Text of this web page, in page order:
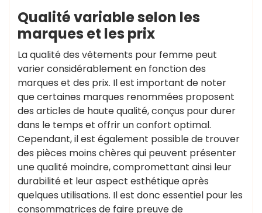
Qualité variable selon les
marques et les prix
La qualité des vêtements pour femme peut
varier considérablement en fonction des
marques et des prix. Il est important de noter
que certaines marques renommées proposent
des articles de haute qualité, conçus pour durer
dans le temps et offrir un confort optimal.
Cependant, il est également possible de trouver
des pièces moins chères qui peuvent présenter
une qualité moindre, compromettant ainsi leur
durabilité et leur aspect esthétique après
quelques utilisations. Il est donc essentiel pour les
consommatrices de faire preuve de